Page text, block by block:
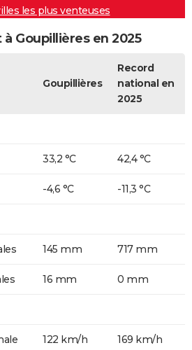
les plus venteuses
Goupillières en 2025
Goupillières
Record
national en
2025
33,2 °C 42,4 °C
-4,6 °C -11,3 °C
145 mm 717 mm
16 mm 0 mm
122 km/h 169 km/h